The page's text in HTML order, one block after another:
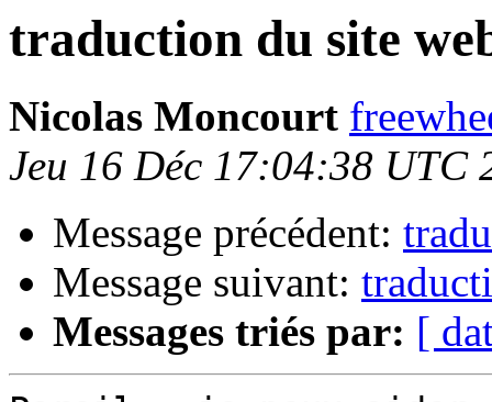
traduction du site
Nicolas Moncourt
Jeu 16 Déc 17:04:38 UTC
Message précédent:
Message suivant:
Messages triés par: [